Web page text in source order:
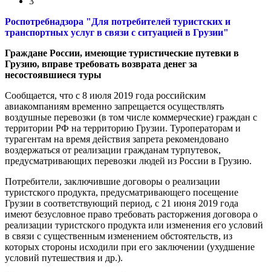
Роспотребнадзора "Для потребителей туристских и
транспортных услуг в связи с ситуацией в Грузии"
Граждане России, имеющие туристические путевки в
Грузию, вправе требовать возврата денег за
несостоявшиеся туры
Сообщается, что с 8 июля 2019 года российским
авиакомпаниям временно запрещается осуществлять
воздушные перевозки (в том числе коммерческие) граждан с
территории РФ на территорию Грузии. Туроператорам и
турагентам на время действия запрета рекомендовано
воздержаться от реализации гражданам турпутевок,
предусматривающих перевозки людей из России в Грузию.
Потребители, заключившие договоры о реализации
туристского продукта, предусматривающего посещение
Грузии в соответствующий период, с 21 июня 2019 года
имеют безусловное право требовать расторжения договора о
реализации туристского продукта или изменения его условий
в связи с существенным изменением обстоятельств, из
которых стороны исходили при его заключении (ухудшение
условий путешествия и др.).